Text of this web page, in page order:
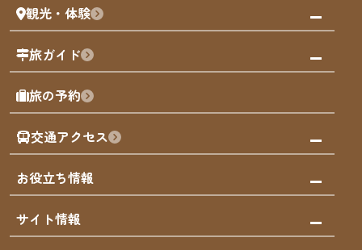
福岡グルメ
福岡を楽しむ
福岡のアート
福岡のナイトタイム
福岡の歴史・文化
サステナブルツーリズム
福岡検定
よかなび音声ガイド
観光・体験
観る・遊ぶ
屋台
買う
体験
泊まる
旅ガイド
モデルコース
AIおまかせコース
オリジナルプラン
みんなの旅行記
旅の予約
交通アクセス
市内交通ガイド
お得なチケット
お役立ち情報
お知らせ
災害情報
サイト情報